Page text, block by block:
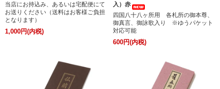
当店にお持込み、あるいは宅配便にて
お送りください（送料はお客様ご負担
となります）
1,000円(内税)
入）赤
四国八十八ヶ所用 各札所の御本尊、
御真言、御詠歌入り ※ゆうパケット
対応可能
600円(内税)